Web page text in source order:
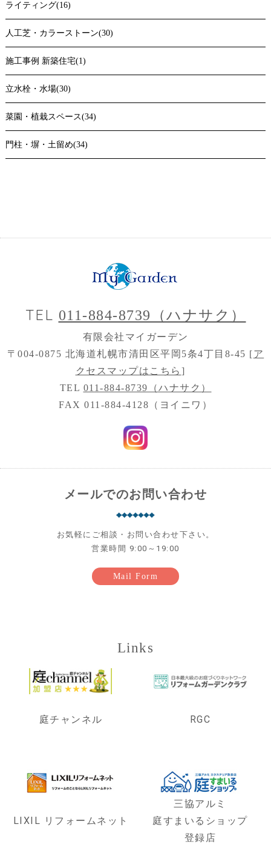
ライティング(16)
人工芝・カラーストーン(30)
施工事例 新築住宅(1)
立水栓・水場(30)
菜園・植栽スペース(34)
門柱・塀・土留め(34)
TEL 011-884-8739（ハナサク）
有限会社マイガーデン
〒004-0875 北海道札幌市清田区平岡5条4丁目8-45 [ア
クセスマップはこちら ]
TEL 011-884-8739（ハナサク）
FAX 011-884-4128（ヨイニワ）
メールでのお問い合わせ
お気軽にご相談・お問い合わせ下さい。
営業時間 9:00～19:00
Mail Form
Links
庭チャンネル RGC
LIXIL リフォームネット
三協アルミ
庭すまいるショップ
登録店